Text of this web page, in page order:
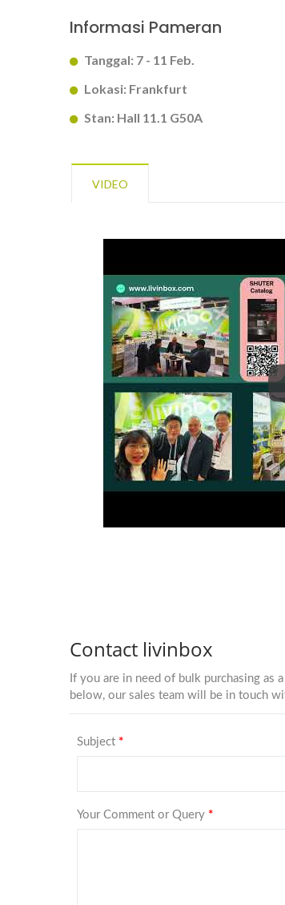
Informasi Pameran
Tanggal: 7 - 11 Feb.
Lokasi: Frankfurt
Stan: Hall 11.1 G50A
VIDEO